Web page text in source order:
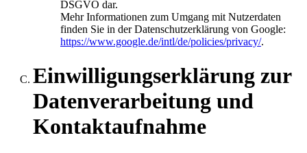
DSGVO dar.
Mehr Informationen zum Umgang mit Nutzerdaten
finden Sie in der Datenschutzerklärung von Google:
https://www.google.de/intl/de/policies/privacy/.
Einwilligungserklärung zur
Datenverarbeitung und
Kontaktaufnahme